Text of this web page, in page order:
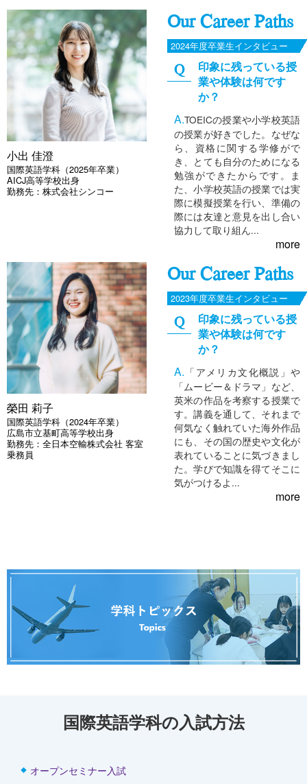
小出 佳澄
国際英語学科（2025年卒業）
AICJ高等学校出身
勤務先：株式会社シンコー
Our Career Paths
2024年度卒業生インタビュー
印象に残っている授
業や体験は何です
か？
TOEICの授業や小学校英語
の授業が好きでした。なぜな
ら、資格に関する学修がで
き、とても自分のためになる
勉強ができたからです。ま
た、小学校英語の授業では実
際に模擬授業を行い、準備の
際には友達と意見を出し合い
協力して取り組ん...
more
榮田 莉子
国際英語学科（2024年卒業）
広島市立基町高等学校出身
勤務先：全日本空輸株式会社 客室
乗務員
Our Career Paths
2023年度卒業生インタビュー
印象に残っている授
業や体験は何です
か？
「アメリカ文化概説」や
「ムービー＆ドラマ」など、
英米の作品を考察する授業で
す。講義を通して、それまで
何気なく触れていた海外作品
にも、その国の歴史や文化が
表れていることに気づきまし
た。学びで知識を得てそこに
気がつけるよ...
more
国際英語学科の入試方法
オープンセミナー入試